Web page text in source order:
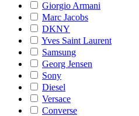
Giorgio Armani
Marc Jacobs
DKNY
Yves Saint Laurent
Samsung
Georg Jensen
Sony
Diesel
Versace
Converse